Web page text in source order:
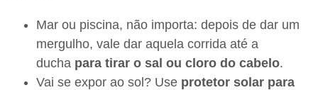
Mar ou piscina, não importa: depois de dar um
mergulho, vale dar aquela corrida até a
ducha para tirar o sal ou cloro do cabelo.
Vai se expor ao sol? Use protetor solar para